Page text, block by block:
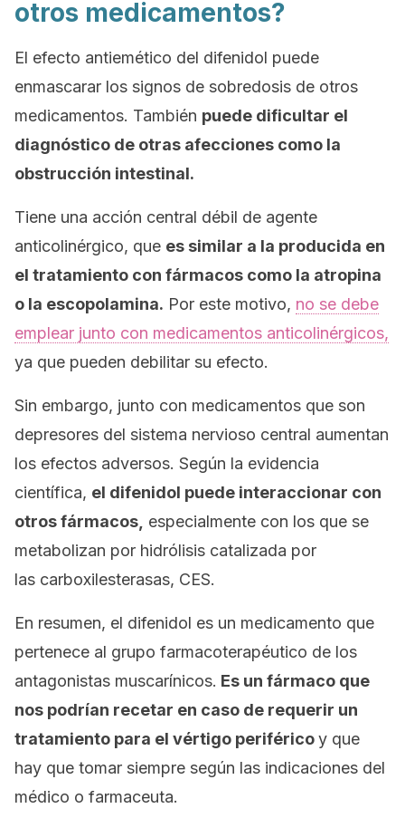
otros medicamentos?
El efecto antiemético del difenidol puede
enmascarar los signos de sobredosis de otros
medicamentos. También puede dificultar el
diagnóstico de otras afecciones como la
obstrucción intestinal.
Tiene una acción central débil de agente
anticolinérgico, que es similar a la producida en
el tratamiento con fármacos como la atropina
o la esco­polamina. Por este motivo, no se debe
emplear junto con medicamentos anticolinérgicos,
ya que pueden debilitar su efecto.
Sin embargo, junto con medicamentos que son
depresores del sistema nervioso central aumentan
los efectos adversos. Según la evidencia
científica, el difenidol puede interaccionar con
otros fármacos, especialmente con los que se
metabolizan por hidrólisis catalizada por
las carboxilesterasas, CES.
En resumen, el difenidol es un medicamento que
pertenece al grupo farmacoterapéutico de los
antagonistas muscarínicos. Es un fármaco que
nos podrían recetar en caso de requerir un
tratamiento para el vértigo periféricoy que
hay que tomar siempre según las indicaciones del
médico o farmaceuta.